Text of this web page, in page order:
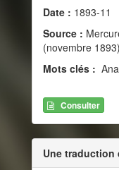
Date : 1893-11
Source :
(novembre 1893)
Mots clés :
Consulter
Une traduction